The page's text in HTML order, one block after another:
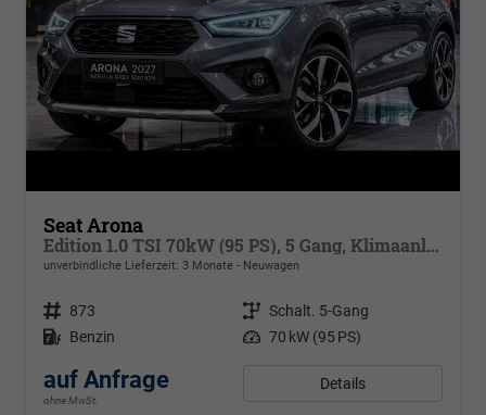
Seat Arona
Edition 1.0 TSI 70kW (95 PS), 5 Gang, Klimaanlage, Radioanlage, Digital Cockpit, Winterpaket, Vordersitze hähenverstellbar, Seat-Full-Link, Armlehne vorne, Dunkel eingefärbte Scheiben,Außenspiegel beheib. + elektr. klappbar, Alufelgen16 ", Full-LED,uvm,
unverbindliche Lieferzeit: 3 Monate Neuwagen
Fahrzeugnr. 873 Getriebe Schalt. 5-Gang
Kraftstoff Benzin Leistung 70 kW (95 PS)
auf Anfrage
ohne MwSt.
Details